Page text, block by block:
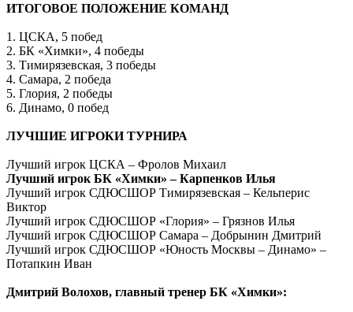
ИТОГОВОЕ ПОЛОЖЕНИЕ КОМАНД
1. ЦСКА, 5 побед
2. БК «Химки», 4 победы
3. Тимирязевская, 3 победы
4. Самара, 2 победа
5. Глория, 2 победы
6. Динамо, 0 побед
ЛУЧШИЕ ИГРОКИ ТУРНИРА
Лучший игрок ЦСКА – Фролов Михаил
Лучший игрок БК «Химки» – Карпенков Илья
Лучший игрок СДЮСШОР Тимирязевская – Кельперис
Виктор
Лучший игрок СДЮСШОР «Глория» – Грязнов Илья
Лучший игрок СДЮСШОР Самара – Добрынин Дмитрий
Лучший игрок СДЮСШОР «Юность Москвы – Динамо» –
Потапкин Иван
Дмитрий Волохов, главный тренер БК «Химки»: